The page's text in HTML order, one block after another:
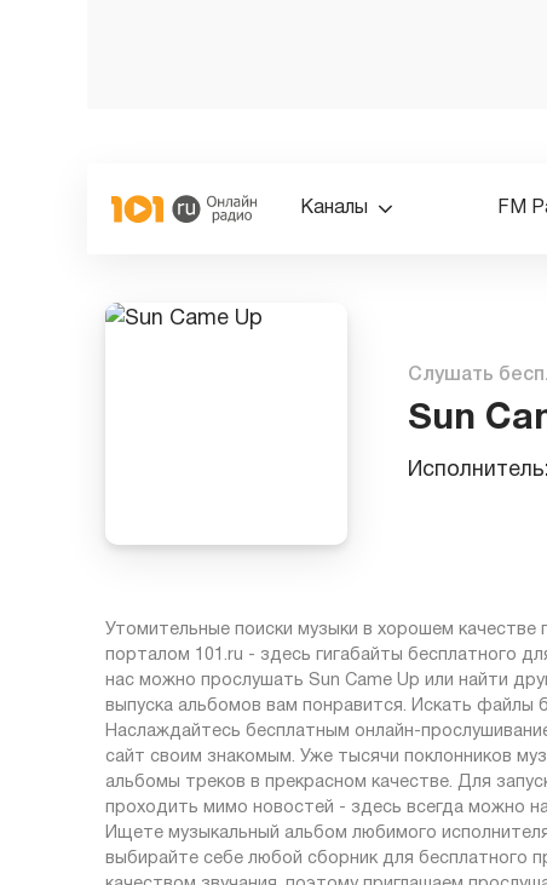
Каналы FM
Слушать
Sun
Исполнитель:
Утомительные поиски музыки в хорошем качестве
порталом 101.ru - здесь гигабайты бесплатного
нас можно прослушать Sun Came Up или найти
выпуска альбомов вам понравится. Искать файлы
Наслаждайтесь бесплатным онлайн-
сайт своим знакомым. Уже тысячи поклонников
альбомы треков в прекрасном качестве. Для
проходить мимо новостей - здесь всегда можно
Ищете музыкальный альбом любимого
выбирайте себе любой сборник для бесплатного